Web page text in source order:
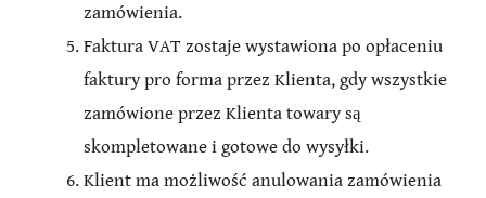
zamówienia.
Faktura VAT zostaje wystawiona po opłaceniu
faktury pro forma przez Klienta, gdy wszystkie
zamówione przez Klienta towary są
skompletowane i gotowe do wysyłki.
Klient ma możliwość anulowania zamówienia